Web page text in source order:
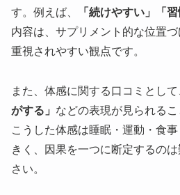
す。例えば、
「続けやすい」「
内容は、サプリメント的な位置
重視されやすい観点です。
また、体感に関する口コミとして
がする」 などの表現が見られるこ
こうした体感は睡眠・運動・食
きく、因果を一つに断定するの
さい。